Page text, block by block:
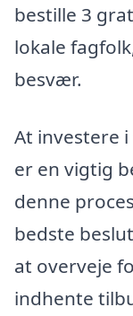
bestille 3
lokale
besvær.
At investere
er en vigtig
denne
bedste
at overveje
indhente